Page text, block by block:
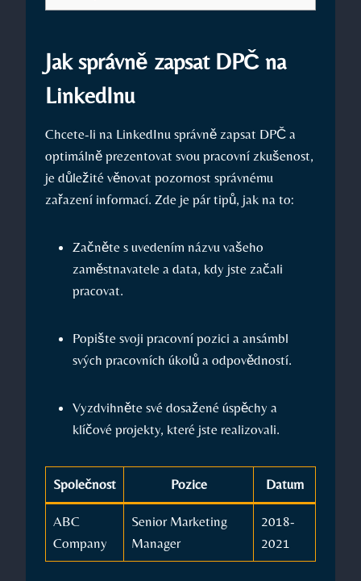
Jak správně zapsat DPČ na⁤
LinkedInu
Chcete-li na⁢ LinkedInu správně‍ zapsat DPČ a‍
optimálně‌ prezentovat⁤ svou pracovní zkušenost,
je​ důležité věnovat pozornost⁣ správnému
⁢zařazení informací. Zde je pár tipů, jak na to:
Začněte s uvedením názvu vašeho
zaměstnavatele a⁣ data, ⁢kdy jste začali
pracovat.
Popište svoji pracovní⁣ pozici a ansámbl
svých‌ pracovních ​úkolů a‌ odpovědností.
Vyzdvihněte ‍své dosažené ⁢úspěchy a⁤
klíčové projekty, které ⁢jste realizovali.
Společnost Pozice Datum
ABC
Company
Senior Marketing
Manager
2018-
2021